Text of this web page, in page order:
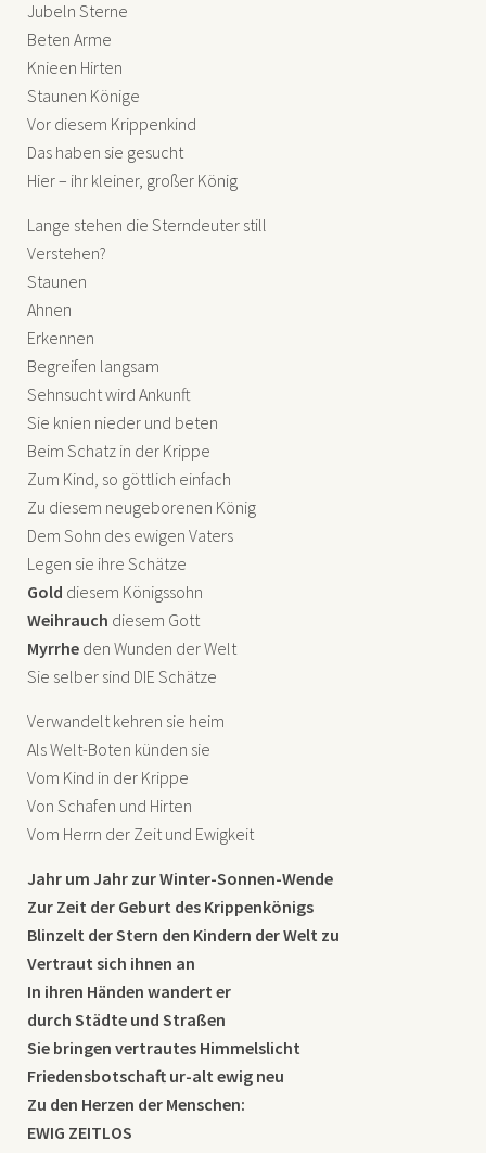
Jubeln Sterne
Beten Arme
Knieen Hirten
Staunen Könige
Vor diesem Krippenkind
Das haben sie gesucht
Hier – ihr kleiner, großer König
Lange stehen die Sterndeuter still
Verstehen?
Staunen
Ahnen
Erkennen
Begreifen langsam
Sehnsucht wird Ankunft
Sie knien nieder und beten
Beim Schatz in der Krippe
Zum Kind, so göttlich einfach
Zu diesem neugeborenen König
Dem Sohn des ewigen Vaters
Legen sie ihre Schätze
Gold diesem Königssohn
Weihrauch diesem Gott
Myrrhe den Wunden der Welt
Sie selber sind DIE Schätze
Verwandelt kehren sie heim
Als Welt-Boten künden sie
Vom Kind in der Krippe
Von Schafen und Hirten
Vom Herrn der Zeit und Ewigkeit
Jahr um Jahr zur Winter-Sonnen-Wende
Zur Zeit der Geburt des Krippenkönigs
Blinzelt der Stern den Kindern der Welt zu
Vertraut sich ihnen an
In ihren Händen wandert er
durch Städte und Straßen
Sie bringen vertrautes Himmelslicht
Friedensbotschaft ur-alt ewig neu
Zu den Herzen der Menschen:
EWIG ZEITLOS